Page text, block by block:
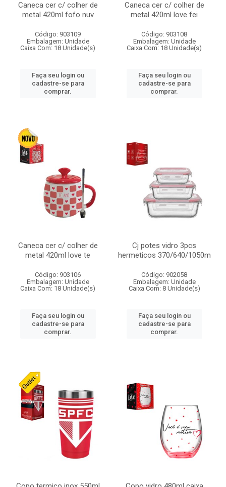
Caneca cer c/ colher de
metal 420ml fofo nuv
Código: 903109
Embalagem: Unidade
Caixa Com: 18 Unidade(s)
Faça seu login ou
cadastre-se para
comprar.
Caneca cer c/ colher de
metal 420ml love fei
Código: 903108
Embalagem: Unidade
Caixa Com: 18 Unidade(s)
Faça seu login ou
cadastre-se para
comprar.
Caneca cer c/ colher de
metal 420ml love te
Código: 903106
Embalagem: Unidade
Caixa Com: 18 Unidade(s)
Faça seu login ou
cadastre-se para
comprar.
Cj potes vidro 3pcs
hermeticos 370/640/1050m
Código: 902058
Embalagem: Unidade
Caixa Com: 8 Unidade(s)
Faça seu login ou
cadastre-se para
comprar.